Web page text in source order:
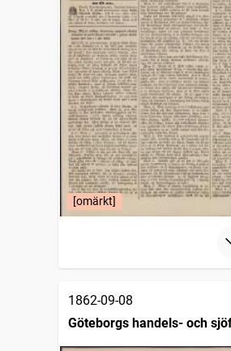
[omärkt]
1862-09-08
Göteborgs handels- och
(1832)